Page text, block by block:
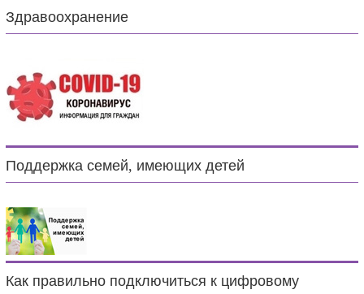
Здравоохранение
Поддержка семей, имеющих детей
Как правильно подключиться к цифровому